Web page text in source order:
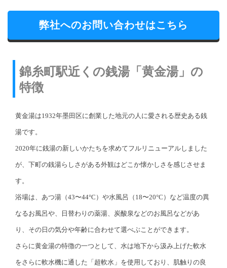
弊社へのお問い合わせはこちら
錦糸町駅近くの銭湯「黄金湯」の
特徴
黄金湯は1932年墨田区に創業した地元の人に愛される歴史ある銭
湯です。
2020年に銭湯の新しいかたちを求めてフルリニューアルしました
が、下町の銭湯らしさがある外観はどこか懐かしさを感じさせま
す。
浴場は、あつ湯（43〜44°C）や水風呂（18〜20°C）など温度の異
なるお風呂や、日替わりの薬湯、炭酸泉などのお風呂などがあ
り、その日の気分や年齢に合わせて選べぶことができます。
さらに黄金湯の特徴の一つとして、水は地下から汲み上げた軟水
をさらに軟水機に通した「超軟水」を使用しており、肌触りの良